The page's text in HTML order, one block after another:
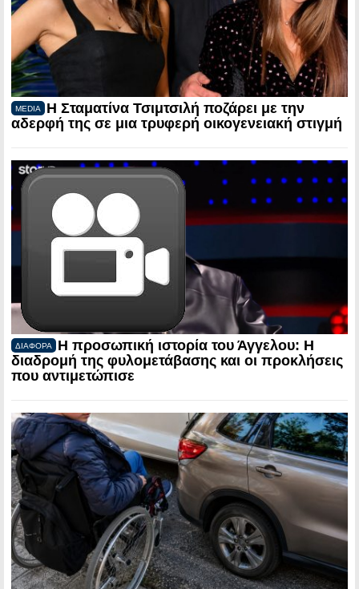
MEDIA
Η Σταματίνα Τσιμτσιλή ποζάρει με την
αδερφή της σε μια τρυφερή οικογενειακή στιγμή
ΔΙΑΦΟΡΑ
Η προσωπική ιστορία του Άγγελου: Η
διαδρομή της φυλομετάβασης και οι προκλήσεις
που αντιμετώπισε